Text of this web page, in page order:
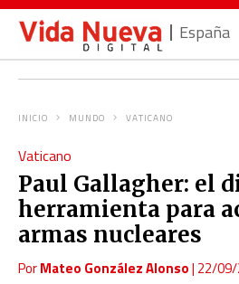
España
INICIO MUNDO VATICANO
Vaticano
Paul Gallagher: el
herramienta para
armas nucleares
PorMateo González Alonso| 22/